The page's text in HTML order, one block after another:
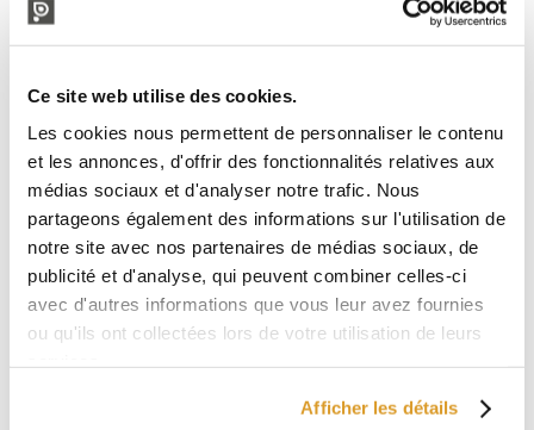
Ce site web utilise des cookies.
Les cookies nous permettent de personnaliser le contenu
et les annonces, d'offrir des fonctionnalités relatives aux
médias sociaux et d'analyser notre trafic. Nous
partageons également des informations sur l'utilisation de
notre site avec nos partenaires de médias sociaux, de
publicité et d'analyse, qui peuvent combiner celles-ci
avec d'autres informations que vous leur avez fournies
ou qu'ils ont collectées lors de votre utilisation de leurs
Afficher les détails
Scarica:Fiche technique
PRODUITS VOISINS